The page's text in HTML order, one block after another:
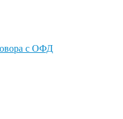
с ОФД